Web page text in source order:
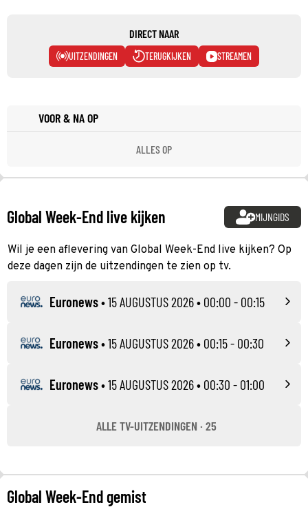
DIRECT NAAR
UITZENDINGEN TERUGKIJKEN STREAMEN
VOOR & NA OP
ALLES OP
Global Week-End live kijken MIJNGIDS
Wil je een aflevering van Global Week-End live kijken? Op
deze dagen zijn de uitzendingen te zien op tv.
Euronews•15 AUGUSTUS 2026• 00:00 - 00:15
Euronews•15 AUGUSTUS 2026• 00:15 - 00:30
Euronews•15 AUGUSTUS 2026• 00:30 - 01:00
ALLE TV-UITZENDINGEN · 25
Global Week-End gemist